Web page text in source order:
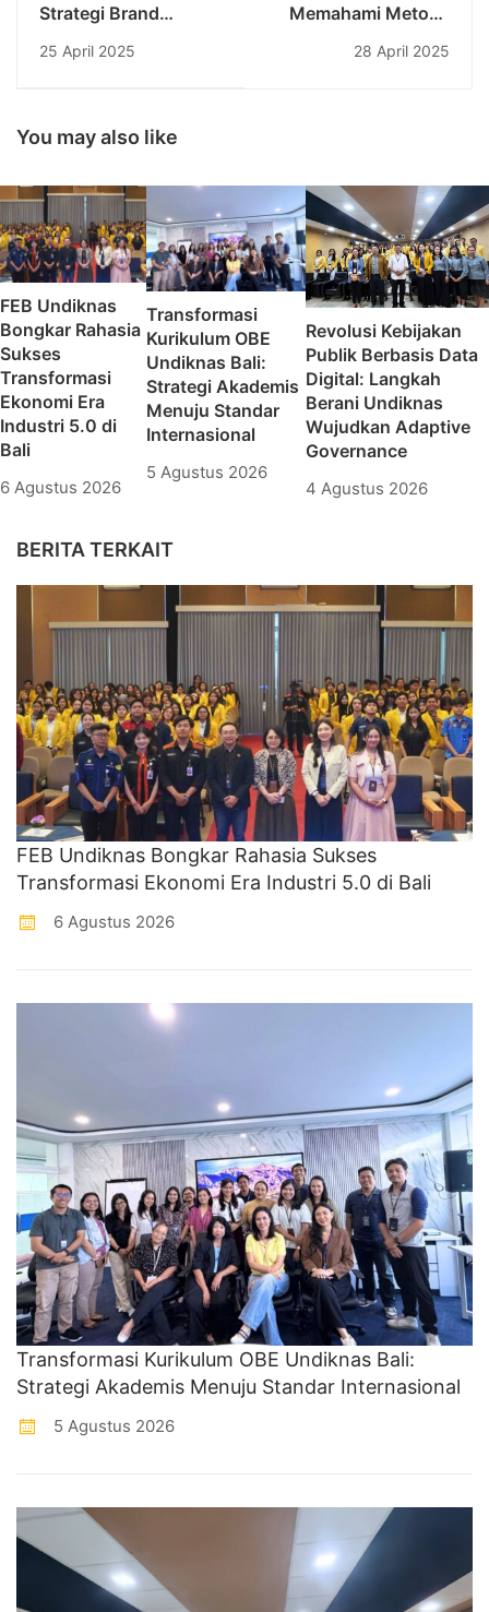
Strategi Brand
Mental dan Physical
25 April 2025
Memahami Metode
(Category) dalam
28 April 2025
You may also like
FEB Undiknas
Bongkar Rahasia
Sukses
Transformasi
Ekonomi Era
Industri 5.0 di
Bali
6 Agustus 2026
Transformasi
Kurikulum OBE
Undiknas Bali:
Strategi Akademis
Menuju Standar
Internasional
5 Agustus 2026
Revolusi Kebijakan
Publik Berbasis Data
Digital: Langkah
Berani Undiknas
Wujudkan Adaptive
Governance
4 Agustus 2026
BERITA TERKAIT
FEB Undiknas Bongkar Rahasia Sukses
Transformasi Ekonomi Era Industri 5.0 di Bali
6 Agustus 2026
Transformasi Kurikulum OBE Undiknas Bali:
Strategi Akademis Menuju Standar Internasional
5 Agustus 2026